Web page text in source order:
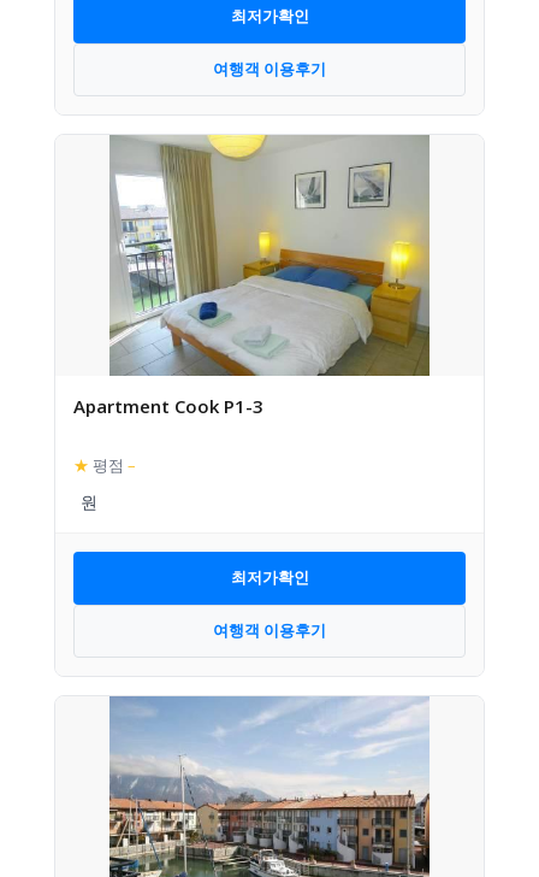
최저가확인
여행객 이용후기
Apartment Cook P1-3
★ 평점 –
최저가확인
여행객 이용후기